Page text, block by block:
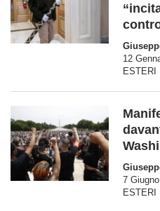
12
ESTERI
7
ESTERI